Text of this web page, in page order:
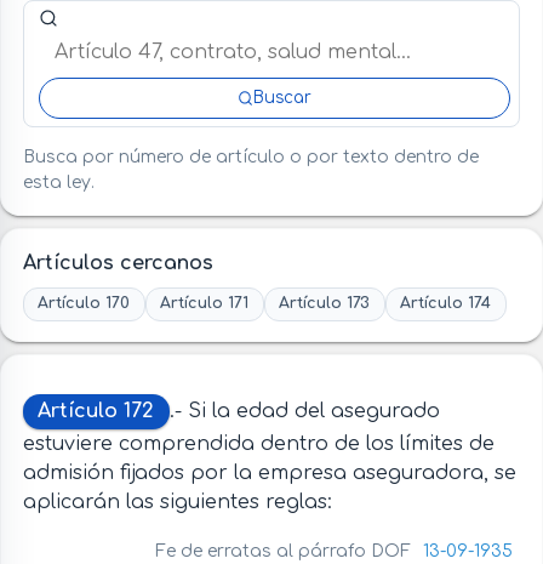
Buscar artículo o término en esta ley
Buscar
Busca por número de artículo o por texto dentro de
esta ley.
Artículos cercanos
Artículo 170 Artículo 171 Artículo 173 Artículo 174
Artículo 172
.- Si la edad del asegurado
estuviere comprendida dentro de los límites de
admisión fijados por la empresa aseguradora, se
aplicarán las siguientes reglas:
Fe de erratas al párrafo DOF 13-09-1935